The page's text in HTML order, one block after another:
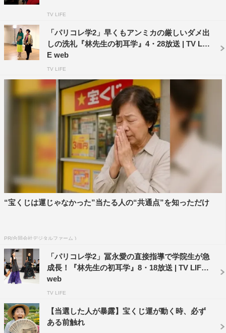
また、今話題の働く女性を紹介する「澤部の初耳ピーポ
ー」では、2年先まで仕事が埋まっているという超売れっ
子美女に密着し、その仕事ぶりを紹介。一般人なのに、イ
ンスタグラムのフォロワー数は7万人超え。インスタを見
て仕事を依頼されることも多く、イベントを開けば女性た
ちが殺到する。そのカリスマ的存在がブライダルのジャン
ルで大注目される彼女の職業とは？
そして、今や飲食業界では必須といわれる“インスタ映
え”だが、見栄えにこだわるばかりにおいしさを台無しに
しているものがあるという。ハンバーグからジュワ～と出
る肉汁、立派な鯛が一匹丸ごと乗った鯛めし。インスタ映
えにはもってこいだが、そこには本末転倒の落とし穴があ
った。
TV LIFE
「パリコレ学2」早くもアンミカの厳しいダメ出
しの洗礼『林先生の初耳学』4・28放送 | TV LIF
E web
TV LIFE
“宝くじは運じゃなかった”当たる人の“共通点”を知っただけ
PR(合同会社デジタルファーム )
「パリコレ学2」冨永愛の直接指導で学院生が急
成長！『林先生の初耳学』8・18放送 | TV LIFE
web
TV LIFE
【当選した人が暴露】宝くじ運が動く時、必ず
ある前触れ